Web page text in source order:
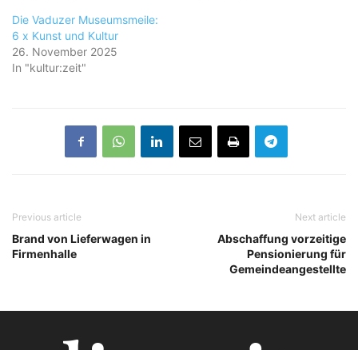
Die Vaduzer Museumsmeile:
6 x Kunst und Kultur
26. November 2025
In "kultur:zeit"
Previous article
Brand von Lieferwagen in
Firmenhalle
Next article
Abschaffung vorzeitige
Pensionierung für
Gemeindeangestellte